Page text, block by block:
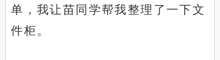
单，我让苗同学帮我整理了一下文
件柜。